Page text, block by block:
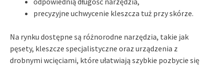
precyzyjne uchwycenie kleszcza tuż przy skórze.
Na rynku dostępne są różnorodne narzędzia, takie jak
pęsety, kleszcze specjalistyczne oraz urządzenia z
drobnymi wcięciami, które ułatwiają szybkie pozbycie się